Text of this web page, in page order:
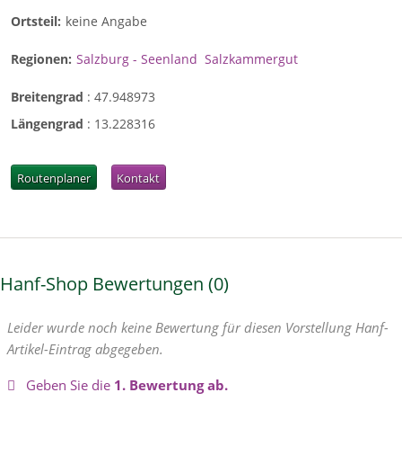
Ortsteil: keine Angabe
Regionen: Salzburg - Seenland Salzkammergut
Breitengrad : 47.948973
Längengrad : 13.228316
Routenplaner Kontakt
Hanf-Shop Bewertungen 0
Leider wurde noch keine Bewertung für diesen Vorstellung Hanf-
Artikel-Eintrag abgegeben.
Geben Sie die 1. Bewertung ab.